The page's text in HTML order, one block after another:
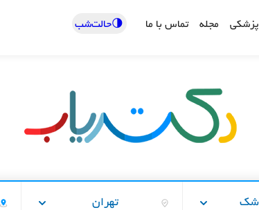
پزشکی مجله تماس با ما 🌗حالت‌شب
تهران